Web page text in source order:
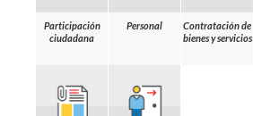
Participación
ciudadana
Personal
Contratación de
bienes y servicios